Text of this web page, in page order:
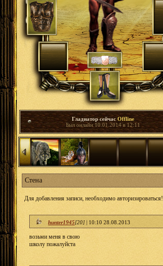
Гладиатор сейчасOffline
Был онлайн 10.01.2014 в 12:11
Стена
Для добавления записи, необходимо авторизироваться!
hunter1945[20] | 10:10 28.08.2013
возьми меня в свою
школу пожалуйста